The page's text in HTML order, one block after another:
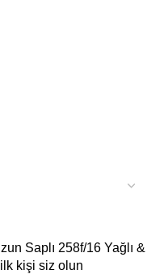
Saplı 258f/16 Yağlı &
kişi siz olun